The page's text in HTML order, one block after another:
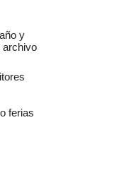
y
archivo
ferias